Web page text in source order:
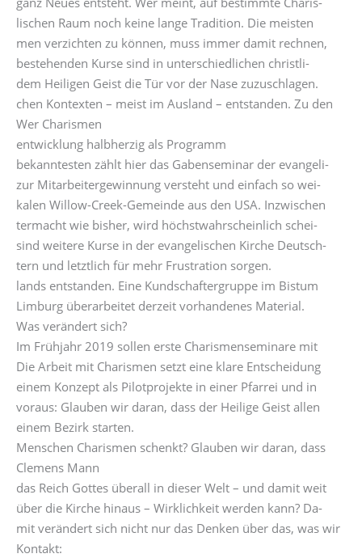
lischen Raum noch keine lange Tradition. Die meisten
men verzichten zu können, muss immer damit rechnen,
bestehenden Kurse sind in unterschiedlichen christli-
dem Heiligen Geist die Tür vor der Nase zuzuschlagen.
chen Kontexten – meist im Ausland – entstanden. Zu den
Wer Charismen
entwicklung halbherzig als Programm
bekanntesten zählt hier das Gabenseminar der evangeli-
zur Mitarbeitergewinnung versteht und einfach so wei-
kalen Willow-Creek-Gemeinde aus den USA. Inzwischen
termacht wie bisher, wird höchstwahrscheinlich schei-
sind weitere Kurse in der evangelischen Kirche Deutsch-
tern und letztlich für mehr Frustration sorgen.
lands entstanden. Eine Kundschaftergruppe im Bistum
Limburg überarbeitet derzeit vorhandenes Material.
Was verändert sich?
Im Frühjahr 2019 sollen erste Charismenseminare mit
Die Arbeit mit Charismen setzt eine klare Entscheidung
einem Konzept als Pilotprojekte in einer Pfarrei und in
voraus: Glauben wir daran, dass der Heilige Geist allen
einem Bezirk starten.
Menschen Charismen schenkt? Glauben wir daran, dass
Clemens Mann
das Reich Gottes überall in dieser Welt – und damit weit
über die Kirche hinaus – Wirklichkeit werden kann? Da-
mit verändert sich nicht nur das Denken über das, was wir
Kontakt: